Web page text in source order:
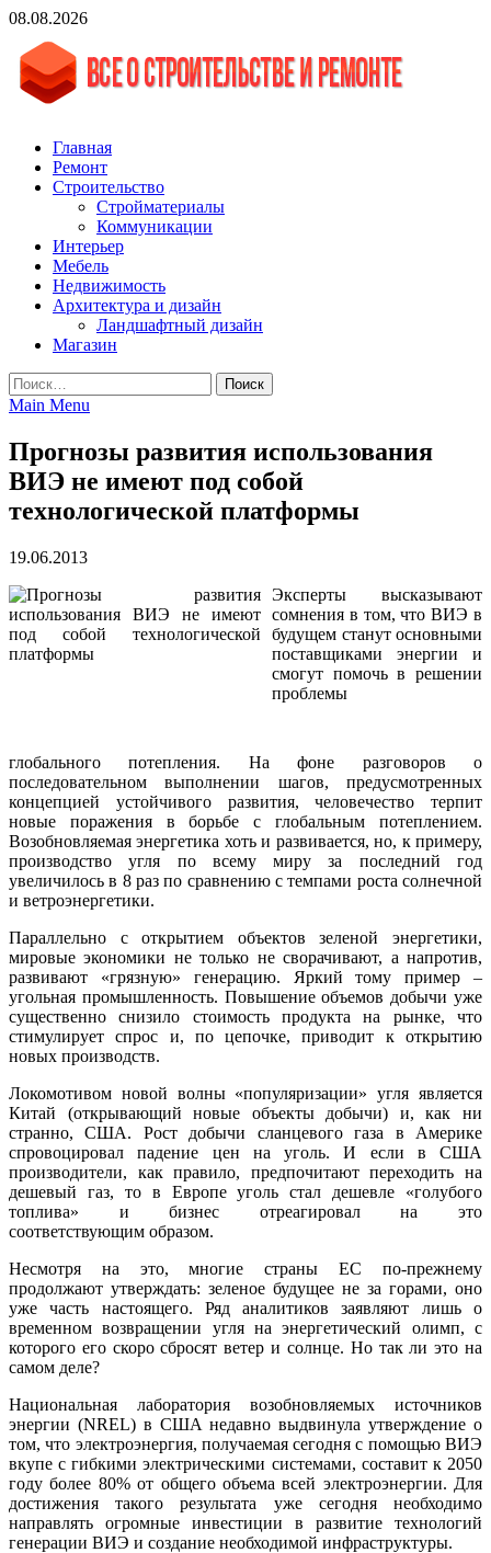
Skip
content
08.08.2026
vgasa.ru
Строительный журнал. Всё о строительстве и ремонтах
Главная
Ремонт
Строительство
Стройматериалы
Коммуникации
Интерьер
Мебель
Недвижимость
Архитектура и дизайн
Ландшафтный дизайн
Магазин
Найти:
Main Menu
Прогнозы развития использования
ВИЭ не имеют под собой
технологической платформы
19.06.2013
Эксперты высказывают
сомнения в том, что ВИЭ в
будущем станут основными
поставщиками энергии и
смогут помочь в решении
проблемы
глобального потепления. На фоне разговоров о
последовательном выполнении шагов, предусмотренных
концепцией устойчивого развития, человечество терпит
новые поражения в борьбе с глобальным потеплением.
Возобновляемая энергетика хоть и развивается, но, к примеру,
производство угля по всему миру за последний год
увеличилось в 8 раз по сравнению с темпами роста солнечной
и ветроэнергетики.
Параллельно с открытием объектов зеленой энергетики,
мировые экономики не только не сворачивают, а напротив,
развивают «грязную» генерацию. Яркий тому пример –
угольная промышленность. Повышение объемов добычи уже
существенно снизило стоимость продукта на рынке, что
стимулирует спрос и, по цепочке, приводит к открытию
новых производств.
Локомотивом новой волны «популяризации» угля является
Китай (открывающий новые объекты добычи) и, как ни
странно, США. Рост добычи сланцевого газа в Америке
спровоцировал падение цен на уголь. И если в США
производители, как правило, предпочитают переходить на
дешевый газ, то в Европе уголь стал дешевле «голубого
топлива» и бизнес отреагировал на это
соответствующим образом.
Несмотря на это, многие страны ЕС по-прежнему
продолжают утверждать: зеленое будущее не за горами, оно
уже часть настоящего. Ряд аналитиков заявляют лишь о
временном возвращении угля на энергетический олимп, с
которого его скоро сбросят ветер и солнце. Но так ли это на
самом деле?
Национальная лаборатория возобновляемых источников
энергии (NREL) в США недавно выдвинула утверждение о
том, что электроэнергия, получаемая сегодня с помощью ВИЭ
вкупе с гибкими электрическими системами, составит к 2050
году более 80% от общего объема всей электроэнергии. Для
достижения такого результата уже сегодня необходимо
направлять огромные инвестиции в развитие технологий
генерации ВИЭ и создание необходимой инфраструктуры.